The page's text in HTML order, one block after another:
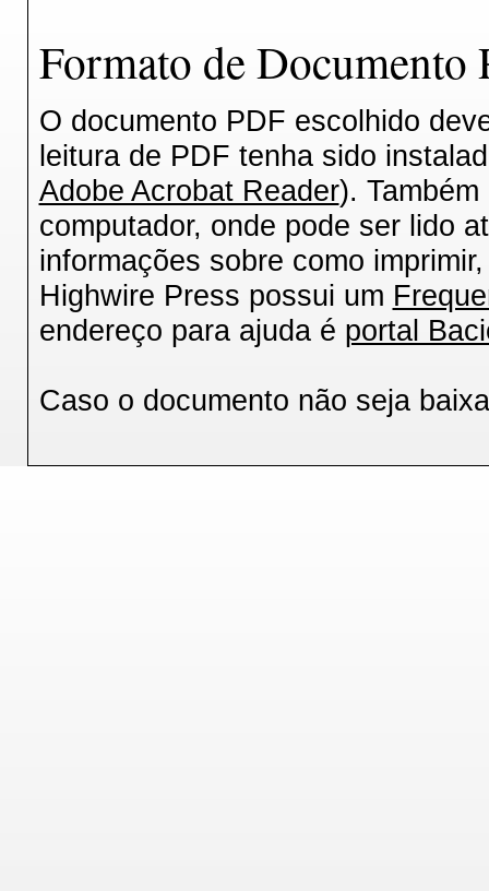
Formato de
O documento PDF escolhido
leitura de PDF tenha sido
Adobe Acrobat Reader).
computador, onde pode ser lido
informações sobre como
Highwire Press possui um
endereço para ajuda é portal
Caso o documento não seja